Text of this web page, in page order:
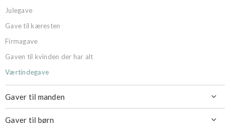
Julegave
Gave til kæresten
Firmagave
Gaven til kvinden der har alt
Værtindegave
Gaver til manden 
Gaver til børn 